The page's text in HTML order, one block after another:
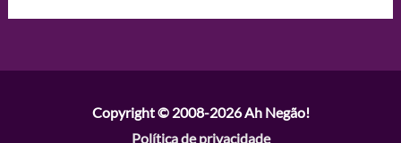
Copyright © 2008-2026Ah Negão!
Política de privacidade